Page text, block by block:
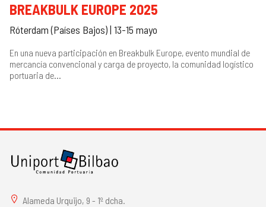
BREAKBULK EUROPE 2025
Róterdam (Países Bajos) | 13-15 mayo
En una nueva participación en Breakbulk Europe, evento mundial de
mercancía convencional y carga de proyecto, la comunidad logístico
portuaria de...
Alameda Urquijo, 9 - 1º dcha.